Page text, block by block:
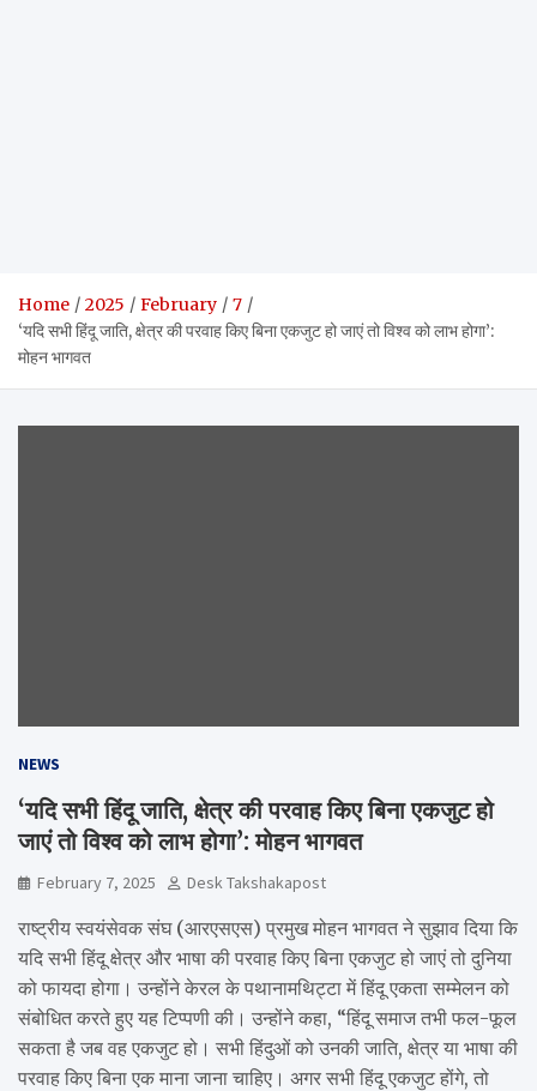
Home 2025 February
7
‘यदि सभी हिंदू जाति, क्षेत्र की परवाह किए बिना एकजुट हो जाएं तो विश्व को लाभ होगा’:
मोहन भागवत
NEWS
‘यदि सभी हिंदू जाति, क्षेत्र की परवाह किए बिना एकजुट हो
जाएं तो विश्व को लाभ होगा’: मोहन भागवत
February 7, 2025 Desk Takshakapost
राष्ट्रीय स्वयंसेवक संघ (आरएसएस) प्रमुख मोहन भागवत ने सुझाव दिया कि
यदि सभी हिंदू क्षेत्र और भाषा की परवाह किए बिना एकजुट हो जाएं तो दुनिया
को फायदा होगा। उन्होंने केरल के पथानामथिट्टा में हिंदू एकता सम्मेलन को
संबोधित करते हुए यह टिप्पणी की। उन्होंने कहा, “हिंदू समाज तभी फल-फूल
सकता है जब वह एकजुट हो। सभी हिंदुओं को उनकी जाति, क्षेत्र या भाषा की
परवाह किए बिना एक माना जाना चाहिए। अगर सभी हिंदू एकजुट होंगे, तो